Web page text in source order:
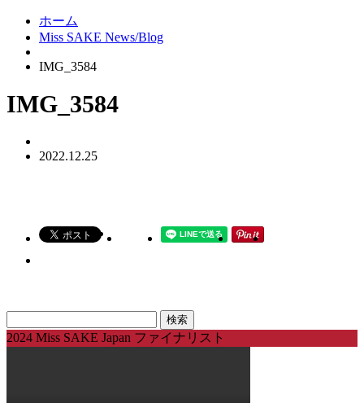
ホーム
Miss SAKE News/Blog
IMG_3584
IMG_3584
2022.12.25
索:
2024 Miss SAKE Japan ファイナリスト